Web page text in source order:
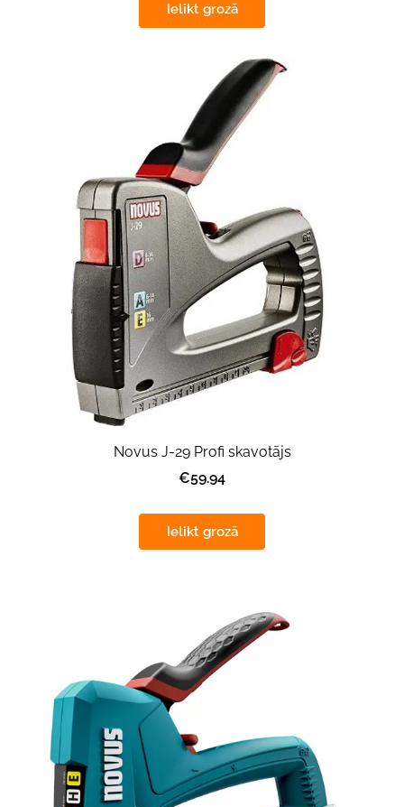
Ielikt grozā
Novus J-29 Profi skavotājs
€59.94
Ielikt grozā